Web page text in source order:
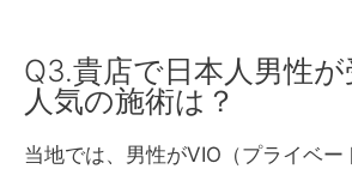
Q3.貴店で日本人男性
人気の施術は？
当地では、男性がVIO（プライベー